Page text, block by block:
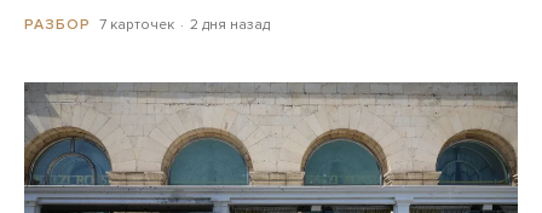
РАЗБОР 7 карточек 2 дня назад